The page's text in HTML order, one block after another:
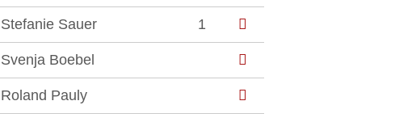
Stefanie Sauer 1
Svenja Boebel
Roland Pauly